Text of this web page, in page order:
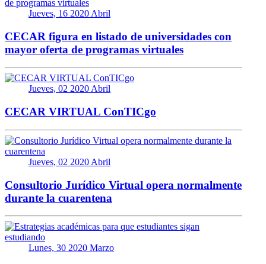
Jueves, 16 2020 Abril
CECAR figura en listado de universidades con
mayor oferta de programas virtuales
Jueves, 02 2020 Abril
CECAR VIRTUAL ConTICgo
Jueves, 02 2020 Abril
Consultorio Jurídico Virtual opera normalmente
durante la cuarentena
Lunes, 30 2020 Marzo